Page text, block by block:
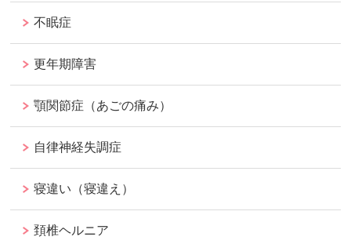
不眠症
更年期障害
顎関節症（あごの痛み）
自律神経失調症
寝違い（寝違え）
頚椎ヘルニア